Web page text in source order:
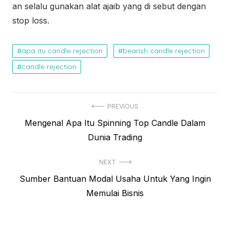
an selalu gunakan alat ajaib yang di sebut dengan
stop loss.
apa itu candle rejection
bearish candle rejection
candle rejection
PREVIOUS
Mengenal Apa Itu Spinning Top Candle Dalam
Dunia Trading
NEXT
N
Sumber Bantuan Modal Usaha Untuk Yang Ingin
Memulai Bisnis